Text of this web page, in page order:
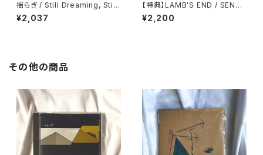
揺らぎ / Still Dreaming, Still
Deafening
¥2,037
【特典】LAMB'S END / SENTI
MENT
¥2,200
その他の商品